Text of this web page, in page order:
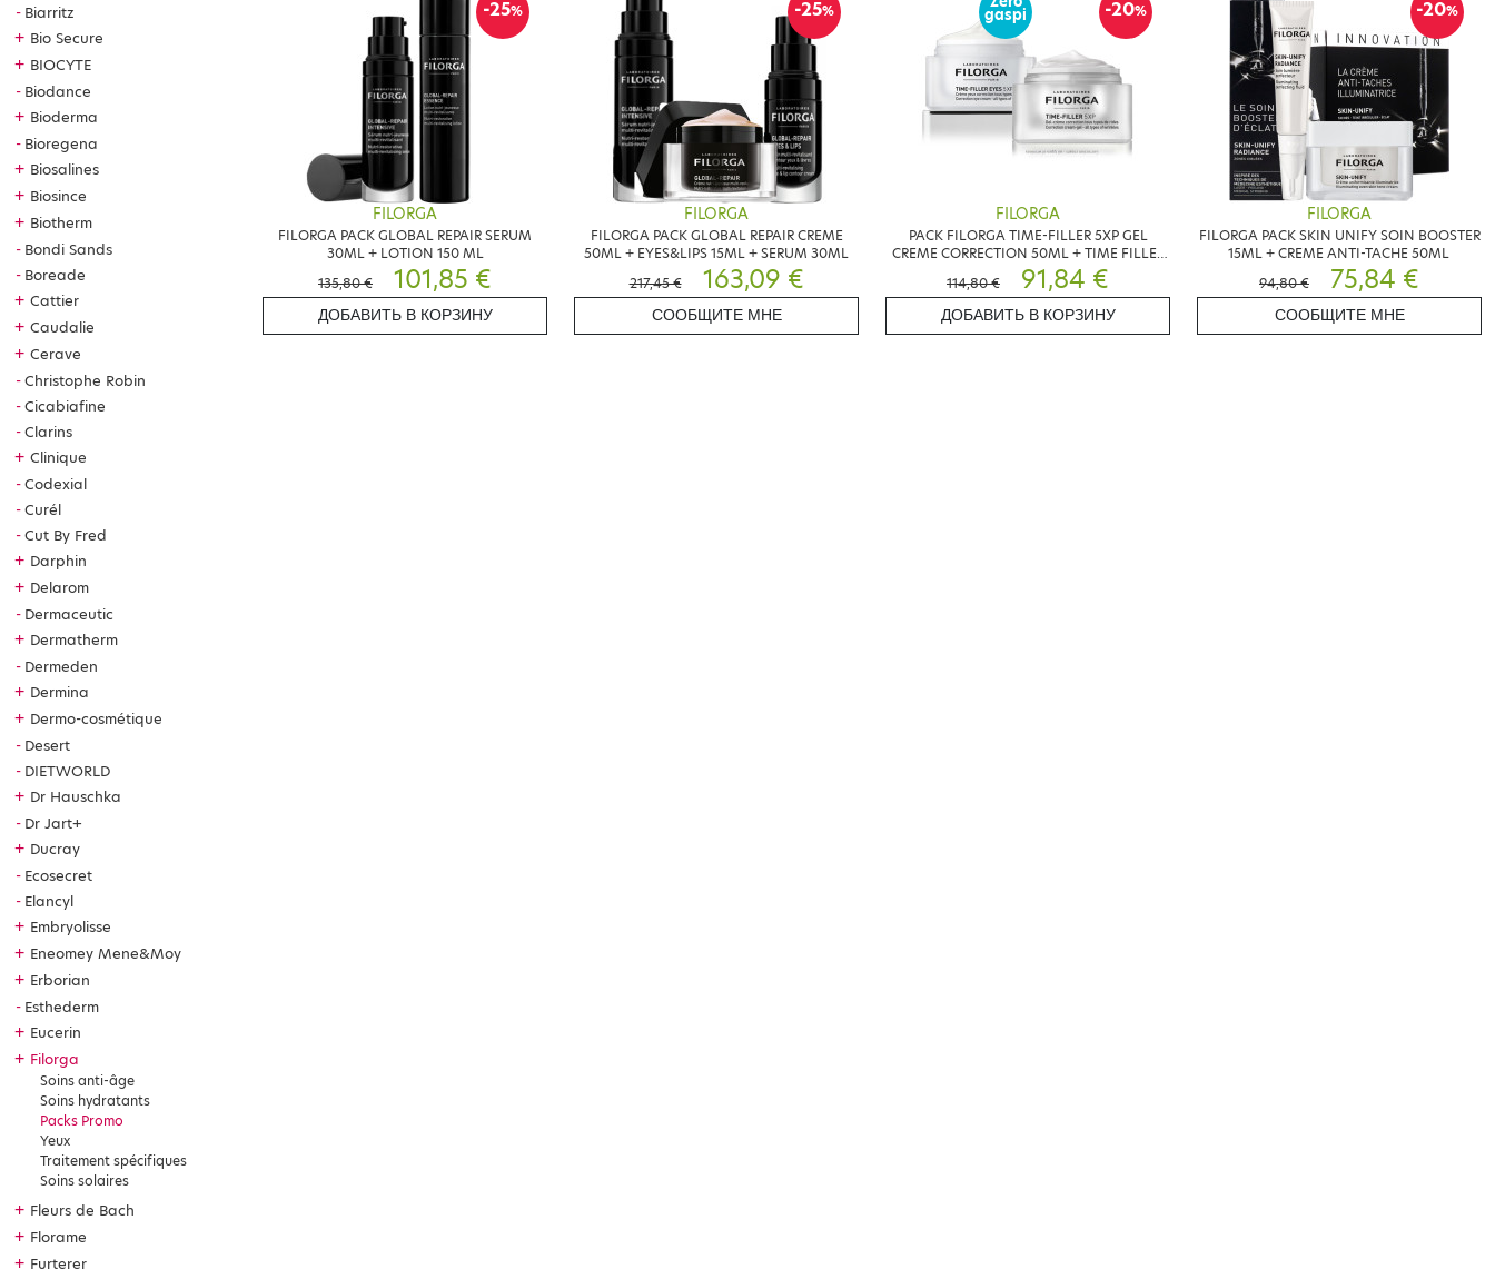
Biarritz
+ Bio Secure
+ BIOCYTE
Biodance
+ Bioderma
Bioregena
+ Biosalines
+ Biosince
+ Biotherm
Bondi Sands
Boreade
+ Cattier
+ Caudalie
+ Cerave
Christophe Robin
Cicabiafine
Clarins
+ Clinique
Codexial
Curél
Cut By Fred
+ Darphin
+ Delarom
Dermaceutic
+ Dermatherm
Dermeden
+ Dermina
+ Dermo-cosmétique
Desert
DIETWORLD
+ Dr Hauschka
Dr Jart+
+ Ducray
Ecosecret
Elancyl
+ Embryolisse
+ Eneomey Mene&Moy
+ Erborian
Esthederm
+ Eucerin
+ Filorga
Soins anti-âge
Soins hydratants
Packs Promo
Yeux
Traitement spécifiques
Soins solaires
+ Fleurs de Bach
+ Florame
+ Furterer
-25%
FILORGA
FILORGA PACK GLOBAL REPAIR SERUM
30ML + LOTION 150 ML
135,80 €
101,85 €
ДОБАВИТЬ В КОРЗИНУ
-25%
FILORGA
FILORGA PACK GLOBAL REPAIR CREME
50ML + EYES&LIPS 15ML + SERUM 30ML
217,45 €
163,09 €
СООБЩИТЕ МНЕ
-20%
gaspi
FILORGA
PACK FILORGA TIME-FILLER 5XP GEL
CREME CORRECTION 50ML + TIME FILLER
EYES 15ML
114,80 € 91,84 €
ДОБАВИТЬ В КОРЗИНУ
-20%
FILORGA
FILORGA PACK SKIN UNIFY SOIN BOOSTER
15ML + CREME ANTI-TACHE 50ML
94,80 €
75,84 €
СООБЩИТЕ МНЕ